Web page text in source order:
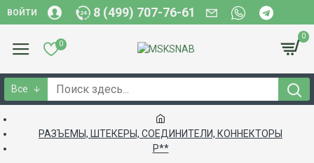
ВОЙТИ 8 (499) 707-76-61
0
0
Все
РАЗЪЕМЫ, ШТЕКЕРЫ, СОЕДИНИТЕЛИ, КОННЕКТОРЫ
Р**